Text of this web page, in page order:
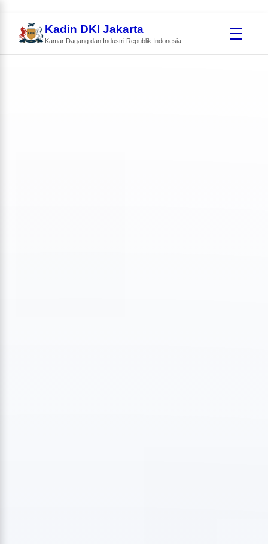
Kadin DKI Jakarta
Kamar Dagang dan Industri Republik Indonesia